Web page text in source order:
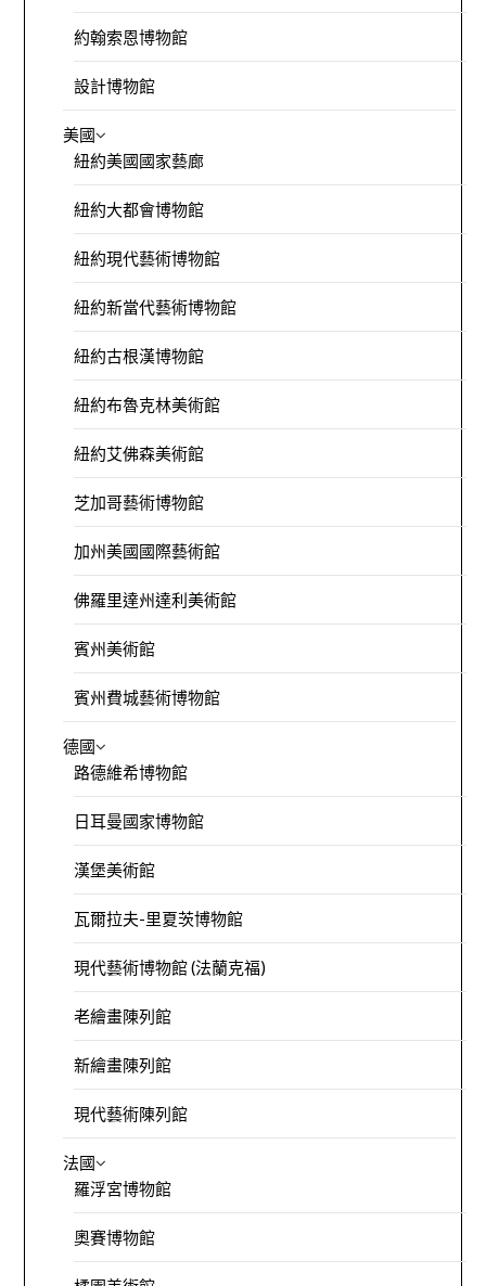
約翰索恩博物館
設計博物館
美國
紐約美國國家藝廊
紐約大都會博物館
紐約現代藝術博物館
紐約新當代藝術博物館
紐約古根漢博物館
紐約布魯克林美術館
紐約艾佛森美術館
芝加哥藝術博物館
加州美國國際藝術館
佛羅里達州達利美術館
賓州美術館
賓州費城藝術博物館
德國
路德維希博物館
日耳曼國家博物館
漢堡美術館
瓦爾拉夫-里夏茨博物館
現代藝術博物館 (法蘭克福)
老繪畫陳列館
新繪畫陳列館
現代藝術陳列館
法國
羅浮宮博物館
奧賽博物館